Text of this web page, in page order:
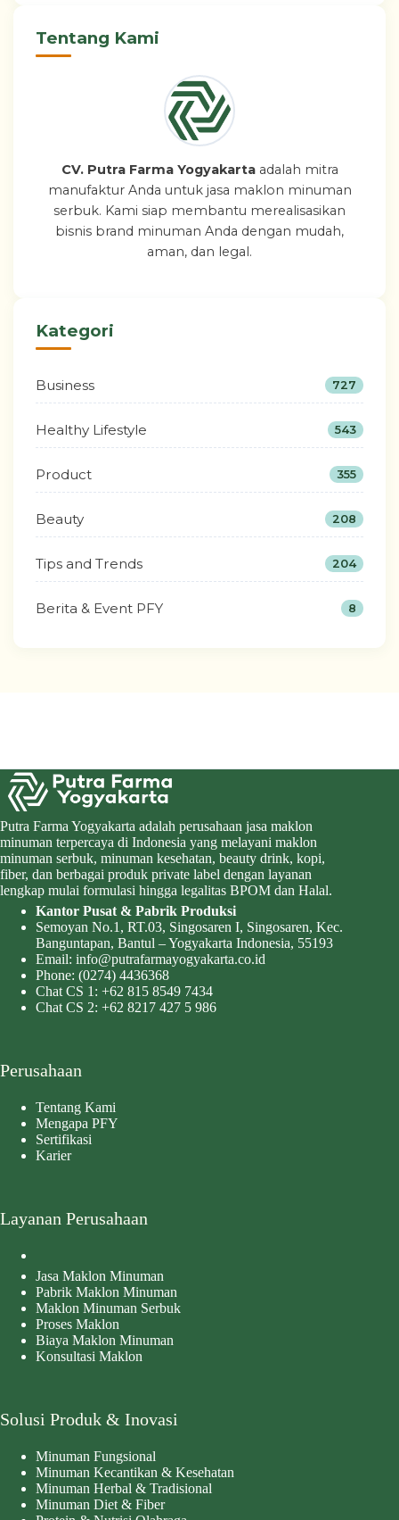
Tentang Kami
CV. Putra Farma Yogyakartaadalah mitra
manufaktur Anda untuk jasa maklon minuman
serbuk. Kami siap membantu merealisasikan
bisnis brand minuman Anda dengan mudah,
aman, dan legal.
Kategori
Business 727
Healthy Lifestyle 543
Product 355
Beauty 208
Tips and Trends 204
Berita & Event PFY 8
Putra Farma Yogyakarta adalah perusahaan jasa maklon
minuman terpercaya di Indonesia yang melayani maklon
minuman serbuk, minuman kesehatan, beauty drink, kopi,
fiber, dan berbagai produk private label dengan layanan
lengkap mulai formulasi hingga legalitas BPOM dan Halal.
Kantor Pusat & Pabrik Produksi
Semoyan No.1, RT.03, Singosaren I, Singosaren, Kec.
Banguntapan, Bantul – Yogyakarta Indonesia, 55193
Email: info@putrafarmayogyakarta.co.id
Phone: (0274) 4436368
Chat CS 1: +62 815 8549 7434
Chat CS 2: +62 8217 427 5 986
Perusahaan
Tentang Kami
Mengapa PFY
Sertifikasi
Karier
Layanan Perusahaan
Jasa Maklon Minuman
Pabrik Maklon Minuman
Maklon Minuman Serbuk
Proses Maklon
Biaya Maklon Minuman
Konsultasi Maklon
Solusi Produk & Inovasi
Minuman Fungsional
Minuman Kecantikan & Kesehatan
Minuman Herbal & Tradisional
Minuman Diet & Fiber